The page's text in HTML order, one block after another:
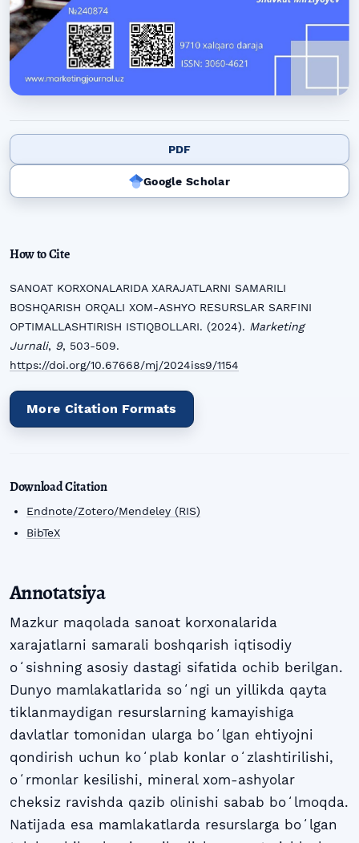
PDF
Google Scholar
How to Cite
SANOAT KORXONALARIDA XARAJATLARNI SAMARILI
BOSHQARISH ORQALI XOM-ASHYO RESURSLAR SARFINI
OPTIMALLASHTIRISH ISTIQBOLLARI. (2024). Marketing
Jurnali, 9, 503-509.
https://doi.org/10.67668/mj/2024iss9/1154
More Citation Formats
Download Citation
Endnote/Zotero/Mendeley (RIS)
BibTeX
Annotatsiya
Mazkur maqolada sanoat korxonalarida
xarajatlarni samarali boshqarish iqtisodiy
oʻsishning asosiy dastagi sifatida ochib berilgan.
Dunyo mamlakatlarida soʻngi un yillikda qayta
tiklanmaydigan resurslarning kamayishiga
davlatlar tomonidan ularga boʻlgan ehtiyojni
qondirish uchun koʻplab konlar oʻzlashtirilishi,
oʻrmonlar kesilishi, mineral xom-ashyolar
cheksiz ravishda qazib olinishi sabab boʻlmoqda.
Natijada esa mamlakatlarda resurslarga boʻlgan